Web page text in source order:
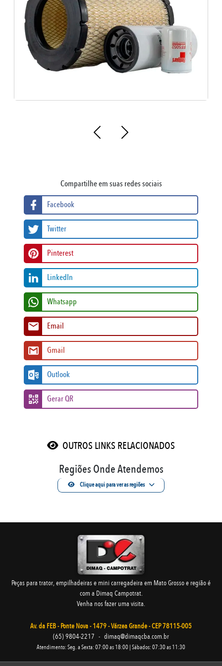
Compartilhe em suas redes sociais
Facebook
Twitter
Pinterest
LinkedIn
Whatsapp
Email
Gmail
Outlook
Gerar QR
OUTROS LINKS RELACIONADOS
Regiões Onde Atendemos
Clique aqui para ver as regiões
Peças para trator, empilhadeiras e mini carregadeira em Mato Grosso e região é
com a Dimaq Campotrat.
Venha nos fazer uma visita.
Av. da FEB - Ponte Nova - 1479 - Várzea Grande - CEP 78115-005
(65) 9804-2217
- dimaq@dimaqcba.com.br
Atendimento: Seg. a Sexta: 07:00 as 18:00 | Sábados: 07:30 as 11:30